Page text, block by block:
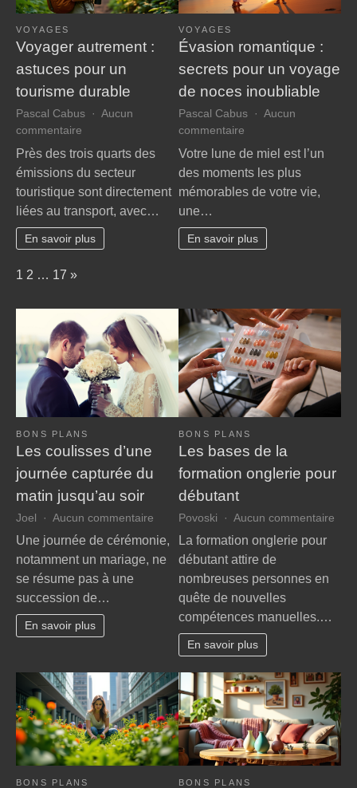
VOYAGES
Voyager autrement :
astuces pour un
tourisme durable
Pascal Cabus
Aucun
commentaire
Voyager
autrement
:
astuces
pour
un
tourisme
Près des trois quarts des
émissions du secteur
touristique sont directement
liées au transport, avec…
En savoir plus
VOYAGES
Évasion romantique :
secrets pour un voyage
de noces inoubliable
Pascal Cabus
Aucun
commentaire
Évasion
:
secrets
un
voyage
Votre lune de miel est l’un
des moments les plus
mémorables de votre vie,
une…
En savoir plus
Page:
1 2 … 17 Next
»
BONS PLANS
Les coulisses d’une
journée capturée du
matin jusqu’au soir
Joel Aucun commentaire
Les
coulisses
d’une
journée
capturée
matin
jusqu’au
Une journée de cérémonie,
notamment un mariage, ne
se résume pas à une
succession de…
En savoir plus
BONS PLANS
Les bases de la
formation onglerie pour
débutant
Povoski Aucun commentaire
La formation onglerie pour
débutant attire de
nombreuses personnes en
quête de nouvelles
compétences manuelles.…
En savoir plus
BONS PLANS BONS PLANS